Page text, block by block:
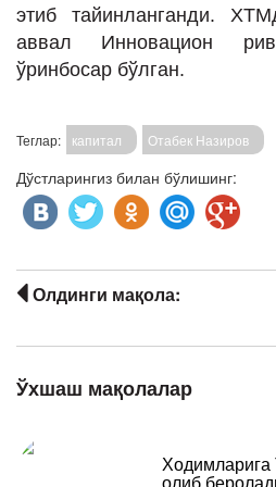
этиб тайинланганди.
аввал Инновацион
ўринбосар бўлган.
Теглар: капитал Отабек Назиров
Дўстларингиз билан бўлишинг:
Олдинги мақола:
Ўхшаш мақолалар
Ходимларига